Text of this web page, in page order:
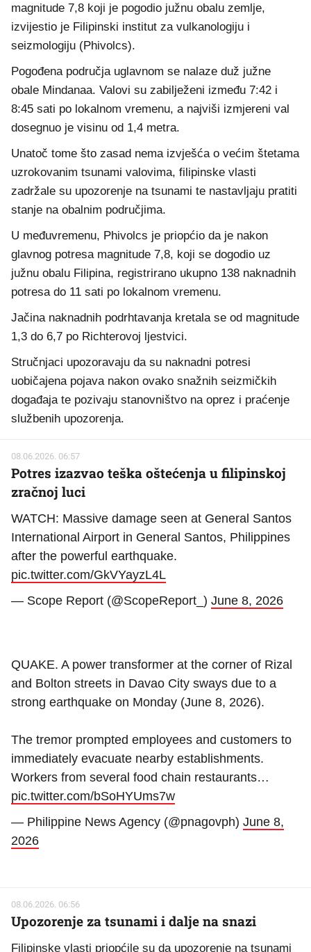
magnitude 7,8 koji je pogodio južnu obalu zemlje,
izvijestio je Filipinski institut za vulkanologiju i
seizmologiju (Phivolcs).
Pogođena područja uglavnom se nalaze duž južne
obale Mindanaa. Valovi su zabilježeni između 7:42 i
8:45 sati po lokalnom vremenu, a najviši izmjereni val
dosegnuo je visinu od 1,4 metra.
Unatoč tome što zasad nema izvješća o većim štetama
uzrokovanim tsunami valovima, filipinske vlasti
zadržale su upozorenje na tsunami te nastavljaju pratiti
stanje na obalnim područjima.
U međuvremenu, Phivolcs je priopćio da je nakon
glavnog potresa magnitude 7,8, koji se dogodio uz
južnu obalu Filipina, registrirano ukupno 138 naknadnih
potresa do 11 sati po lokalnom vremenu.
Jačina naknadnih podrhtavanja kretala se od magnitude
1,3 do 6,7 po Richterovoj ljestvici.
Stručnjaci upozoravaju da su naknadni potresi
uobičajena pojava nakon ovako snažnih seizmičkih
događaja te pozivaju stanovništvo na oprez i praćenje
službenih upozorenja.
08.06.2026. 06:57
Potres izazvao teška oštećenja u filipinskoj
zračnoj luci
WATCH: Massive damage seen at General Santos
International Airport in General Santos, Philippines
after the powerful earthquake.
pic.twitter.com/GkVYayzL4L
— Scope Report (@ScopeReport_) June 8, 2026
QUAKE. A power transformer at the corner of Rizal
and Bolton streets in Davao City sways due to a
strong earthquake on Monday (June 8, 2026).
The tremor prompted employees and customers to
immediately evacuate nearby establishments.
Workers from several food chain restaurants…
pic.twitter.com/bSoHYUms7w
— Philippine News Agency (@pnagovph) June 8,
2026
08.06.2026. 06:56
Upozorenje za tsunami i dalje na snazi
Filipinske vlasti priopćile su da upozorenje na tsunami